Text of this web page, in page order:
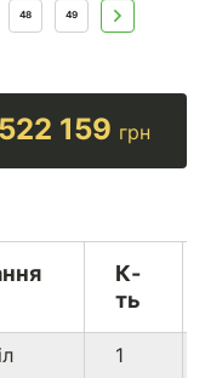
48 49
522 159 грн
К-
ть
1